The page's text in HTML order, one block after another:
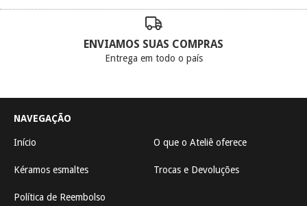
ENVIAMOS SUAS COMPRAS
Entrega em todo o país
NAVEGAÇÃO
Início O que o Ateliê oferece
Kéramos esmaltes Trocas e Devoluções
Política de Reembolso